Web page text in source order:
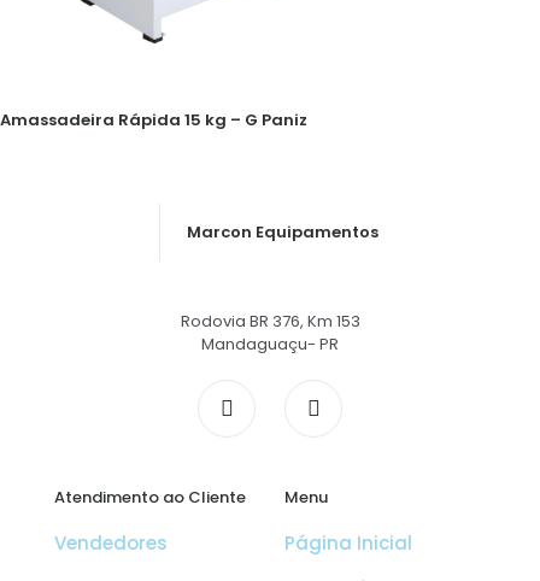
Amassadeira Rápida 15 kg – G Paniz
Marcon Equipamentos
Rodovia BR 376, Km 153
Mandaguaçu- PR
Atendimento ao Cliente
Vendedores
Menu
Página Inicial